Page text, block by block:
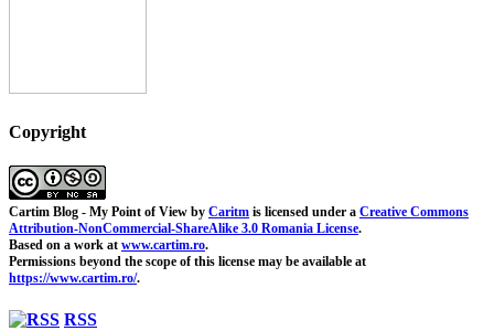
Copyright
Cartim Blog - My Point of View by Caritm is licensed under a Creative Commons
Attribution-NonCommercial-ShareAlike 3.0 Romania License.
Based on a work at www.cartim.ro.
Permissions beyond the scope of this license may be available at
https://www.cartim.ro/.
RSS